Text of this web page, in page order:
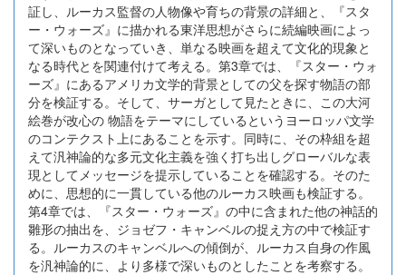
証し、ルーカス監督の人物像や育ちの背景の詳細と、『スタ
ー・ウォーズ』に描かれる東洋思想がさらに続編映画によっ
て深いものとなっていき、単なる映画を超えて文化的現象と
なる時代とを関連付けて考える。第3章では、『スター・ウォ
ーズ』にあるアメリカ文学的背景としての父を探す物語の部
分を検証する。そして、サーガとして見たときに、この大河
絵巻が改心の 物語をテーマにしているというヨーロッパ文学
のコンテクスト上にあることを示す。同時に、その枠組を超
えて汎神論的な多元文化主義を強く打ち出しグローバルな表
現としてメッセージを提示していることを確認する。そのた
めに、思想的に一貫している他のルーカス映画も検証する。
第4章では、『スター・ウォーズ』の中に含まれた他の神話的
雛形の抽出を、ジョゼフ・キャンベルの捉え方の中で検証す
る。ルーカスのキャンベルへの傾倒が、ルーカス自身の作風
を汎神論的に、より多様で深いものとしたことを考察する。